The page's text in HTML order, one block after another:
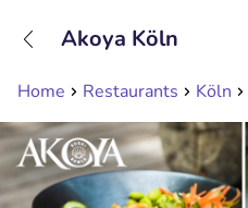
Home Restaurants Köln
Akoya Köln